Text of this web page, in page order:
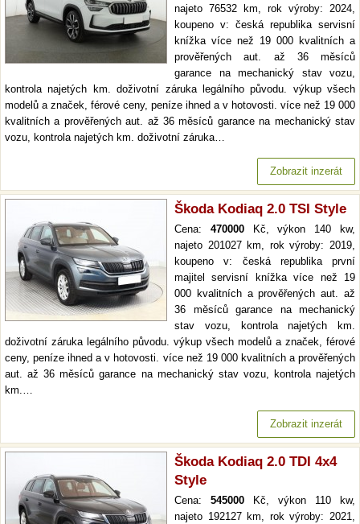
najeto 76532 km, rok výroby: 2024,
koupeno v: česká republika servisní
knížka více než 19 000 kvalitních a
prověřených aut. až 36 měsíců
garance na mechanický stav vozu,
kontrola najetých km. doživotní záruka legálního původu. výkup všech
modelů a značek, férové ceny, peníze ihned a v hotovosti. více než 19 000
kvalitních a prověřených aut. až 36 měsíců garance na mechanický stav
vozu, kontrola najetých km. doživotní záruka…
Zobrazit inzerát
Škoda Kodiaq 2.0 TSI Style
Cena: 470000Kč, výkon 140 kw,
najeto 201027 km, rok výroby: 2019,
koupeno v: česká republika první
majitel servisní knížka více než 19
000 kvalitních a prověřených aut. až
36 měsíců garance na mechanický
stav vozu, kontrola najetých km.
doživotní záruka legálního původu. výkup všech modelů a značek, férové
ceny, peníze ihned a v hotovosti. více než 19 000 kvalitních a prověřených
aut. až 36 měsíců garance na mechanický stav vozu, kontrola najetých
km.…
Zobrazit inzerát
Škoda Kodiaq 2.0 TDI 4x4
Style
Cena: 545000 Kč, výkon 110 kw,
najeto 192127 km, rok výroby: 2021,